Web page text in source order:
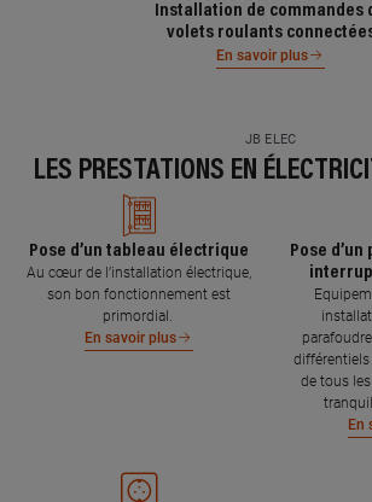
Installation de commandes
volets roulants
En savoir plus
JB ELEC
LES PRESTATIONS EN
Pose d’un tableau électrique
Au cœur de l’installation électrique,
son bon fonctionnement est
primordial.
En savoir plus
Pose
différentiels
de tous
En